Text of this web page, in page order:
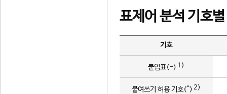
표제어 분석 기호
기호
붙임표(-) 1)
붙여쓰기 허용 기호(^) 2)